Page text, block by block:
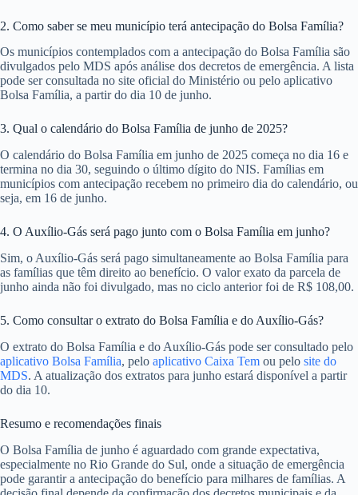
2. Como saber se meu município terá antecipação do Bolsa Família?
Os municípios contemplados com a antecipação do Bolsa Família são
divulgados pelo MDS após análise dos decretos de emergência. A lista
pode ser consultada no site oficial do Ministério ou pelo aplicativo
Bolsa Família, a partir do dia 10 de junho.
3. Qual o calendário do Bolsa Família de junho de 2025?
O calendário do Bolsa Família em junho de 2025 começa no dia 16 e
termina no dia 30, seguindo o último dígito do NIS. Famílias em
municípios com antecipação recebem no primeiro dia do calendário, ou
seja, em 16 de junho.
4. O Auxílio-Gás será pago junto com o Bolsa Família em junho?
Sim, o Auxílio-Gás será pago simultaneamente ao Bolsa Família para
as famílias que têm direito ao benefício. O valor exato da parcela de
junho ainda não foi divulgado, mas no ciclo anterior foi de R$ 108,00.
5. Como consultar o extrato do Bolsa Família e do Auxílio-Gás?
O extrato do Bolsa Família e do Auxílio-Gás pode ser consultado pelo
aplicativo Bolsa Família, pelo aplicativo Caixa Tem ou pelo site do
MDS. A atualização dos extratos para junho estará disponível a partir
do dia 10.
Resumo e recomendações finais
O Bolsa Família de junho é aguardado com grande expectativa,
especialmente no Rio Grande do Sul, onde a situação de emergência
pode garantir a antecipação do benefício para milhares de famílias. A